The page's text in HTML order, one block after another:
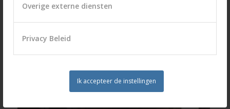
Overige externe diensten
Privacy Beleid
Ik accepteer de instellingen
TOMOS VERZEKERING